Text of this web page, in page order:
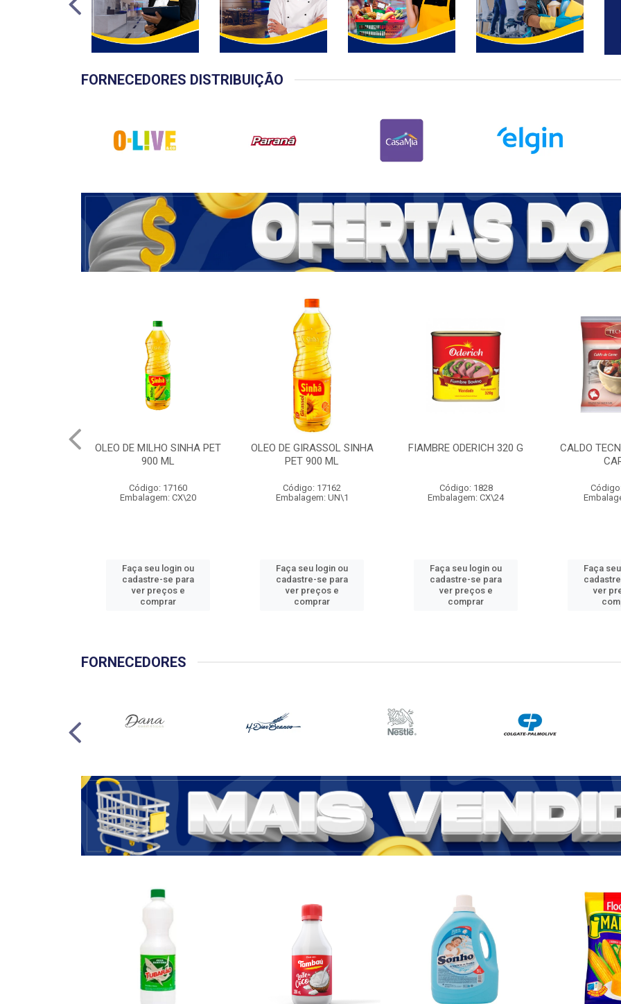
FORNECEDORES DISTRIBUIÇÃO
OLEO DE MILHO SINHA PET
900 ML
Código: 17160
Embalagem: CX\20
Faça seu login ou
cadastre-se para
ver preços e
comprar
OLEO DE GIRASSOL SINHA
PET 900 ML
Código: 17162
Embalagem: UN\1
Faça seu login ou
cadastre-se para
ver preços e
comprar
FIAMBRE ODERICH 320 G
Código: 1828
Embalagem: CX\24
Faça seu login ou
cadastre-se para
ver preços e
comprar
CALDO
Faça
ver
FORNECEDORES